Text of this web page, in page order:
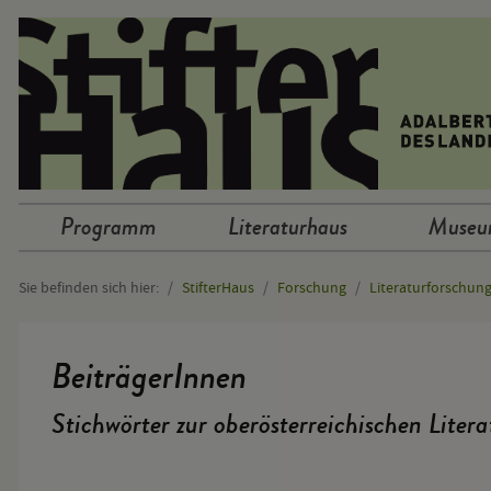
Sprunglinks
Hauptnavigation
Programm Literaturhaus
Sie befinden sich hier: StifterHaus Forschung Literaturforschung
BeiträgerInnen
Stichwörter zur oberösterreichischen